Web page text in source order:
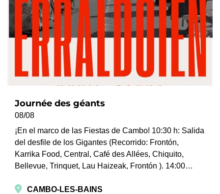
Journée des géants
08/08
¡En el marco de las Fiestas de Cambo! 10:30 h: Salida
del desfile de los Gigantes (Recorrido: Frontón,
Karrika Food, Central, Café des Allées, Chiquito,
Bellevue, Trinquet, Lau Haizeak, Frontón ). 14:00…
CAMBO-LES-BAINS